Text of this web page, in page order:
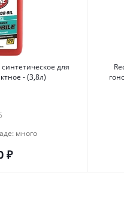
для
Снегоходов 2-х тактное - (3,8л)
много
₽